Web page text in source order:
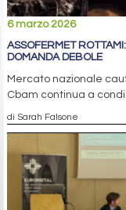
6 marzo 2026
ASSOFERMET
DOMANDA DEBOLE
Mercato nazionale
Cbam continua a
di Sarah Falsone